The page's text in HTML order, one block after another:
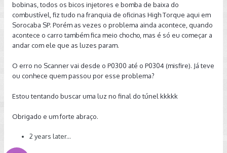
bobinas, todos os bicos injetores e bomba de baixa do
combustível, fiz tudo na franquia de oficinas High Torque aqui em
Sorocaba SP. Porém as vezes o problema ainda acontece, quando
acontece o carro também fica meio chocho, mas é só eu começar a
andar com ele que as luzes param.
O erro no Scanner vai desde o P0300 até o P0304 (misfire). Já teve
ou conhece quem passou por esse problema?
Estou tentando buscar uma luz no final do túnel kkkkk
Obrigado e um forte abraço.
2 years later...